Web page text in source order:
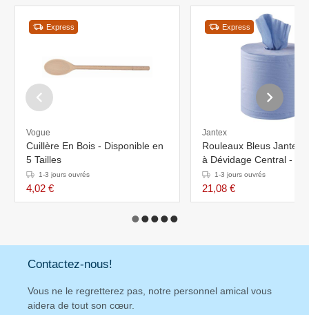
Express
Vogue
Cuillère En Bois - Disponible en
5 Tailles
1-3 jours ouvrés
4,02 €
Express
Jantex
Rouleaux Bleus Jantex
à Dévidage Central -
1-3 jours ouvrés
21,08 €
Contactez-nous!
Vous ne le regretterez pas, notre personnel amical vous
aidera de tout son cœur.